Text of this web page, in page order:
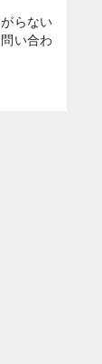
らない
い合わ